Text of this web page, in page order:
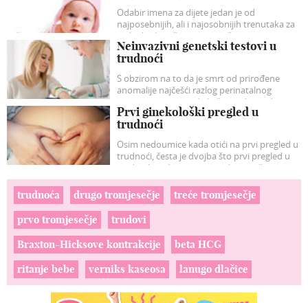
Odabir imena za dijete jedan je od
najposebnijih, ali i najosobnijih trenutaka za
roditelje. Ime često nosi priču, emociju i
simboliku koja prati dijete kroz cijeli život.
Neinvazivni genetski testovi u
trudnoći
S obzirom na to da je smrt od prirođene
anomalije najčešći razlog perinatalnog
umiranja, a troje, neki kažu i sedam od
stotinu rođenih ima neku prirođenu manu,
jasno je kako je identificirati uzrok i naći
dovoljno rano, jedan od najprečih zadaća
opstetričara danas.
Prvi ginekološki pregled u
trudnoći
Osim nedoumice kada otići na prvi pregled u
trudnoći, česta je dvojba što prvi pregled u
trudnoći podrazumijeva, odnosno što se sve
na tom pregledu radi.
trudnoća drugo tromjesečje
treće tromjesečje
prvo tromjesečje
trudovi
Braxton-Hicksove kontrakcije
beta HCG
ritanje bebe
verniks kaseosa lanugo dlačice